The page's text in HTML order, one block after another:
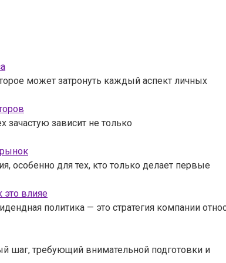
может затронуть каждый аспект личных
зависит не только
особенно для тех, кто только делает первые
это влияе
политика — это стратегия компании
шаг, требующий внимательной подготовки и